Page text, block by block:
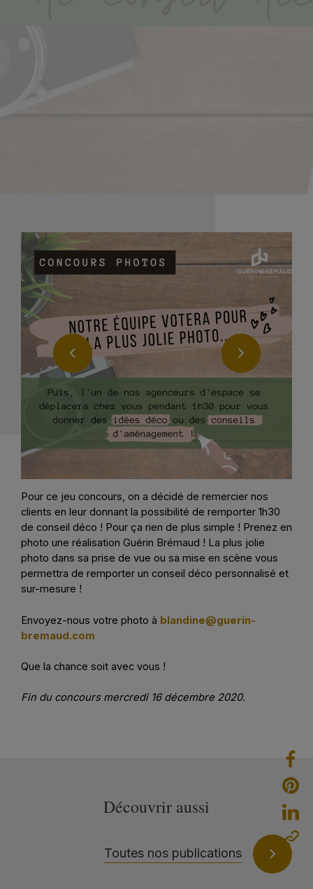
Pour ce jeu concours, on a décidé de remercier nos
clients en leur donnant la possibilité de remporter 1h30
de conseil déco ! Pour ça rien de plus simple ! Prenez en
photo une réalisation Guérin Brémaud ! La plus jolie
photo dans sa prise de vue ou sa mise en scène vous
permettra de remporter un conseil déco personnalisé et
sur-mesure !
Envoyez-nous votre photo à blandine@guerin-
bremaud.com
Que la chance soit avec vous !
Fin du concours mercredi 16 décembre 2020.
Découvrir aussi
Toutes nos publications